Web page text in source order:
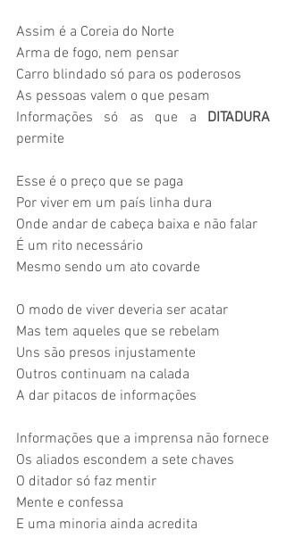
Assim é a Coreia do Norte
Arma de fogo, nem pensar
Carro blindado só para os poderosos
As pessoas valem o que pesam
Informações só as que a DITADURA
permite
Esse é o preço que se paga
Por viver em um país linha dura
Onde andar de cabeça baixa e não falar
É um rito necessário
Mesmo sendo um ato covarde
O modo de viver deveria ser acatar
Mas tem aqueles que se rebelam
Uns são presos injustamente
Outros continuam na calada
A dar pitacos de informações
Informações que a imprensa não fornece
Os aliados escondem a sete chaves
O ditador só faz mentir
Mente e confessa
E uma minoria ainda acredita